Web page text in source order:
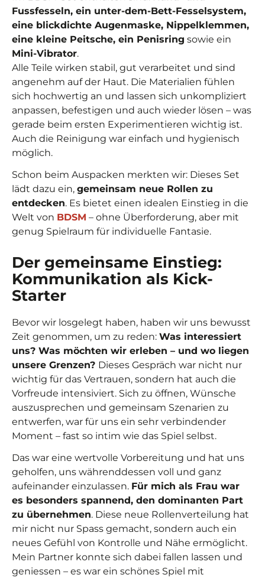
Fussfesseln, ein unter-dem-Bett-Fesselsystem,
eine blickdichte Augenmaske, Nippelklemmen,
eine kleine Peitsche, ein Penisring sowie ein
Mini-Vibrator.
Alle Teile wirken stabil, gut verarbeitet und sind
angenehm auf der Haut. Die Materialien fühlen
sich hochwertig an und lassen sich unkompliziert
anpassen, befestigen und auch wieder lösen – was
gerade beim ersten Experimentieren wichtig ist.
Auch die Reinigung war einfach und hygienisch
möglich.
Schon beim Auspacken merkten wir: Dieses Set
lädt dazu ein, gemeinsam neue Rollen zu
entdecken. Es bietet einen idealen Einstieg in die
Welt von BDSM – ohne Überforderung, aber mit
genug Spielraum für individuelle Fantasie.
Der gemeinsame Einstieg:
Kommunikation als Kick-
Starter
Bevor wir losgelegt haben, haben wir uns bewusst
Zeit genommen, um zu reden: Was interessiert
uns? Was möchten wir erleben – und wo liegen
unsere Grenzen? Dieses Gespräch war nicht nur
wichtig für das Vertrauen, sondern hat auch die
Vorfreude intensiviert. Sich zu öffnen, Wünsche
auszusprechen und gemeinsam Szenarien zu
entwerfen, war für uns ein sehr verbindender
Moment – fast so intim wie das Spiel selbst.
Das war eine wertvolle Vorbereitung und hat uns
geholfen, uns währenddessen voll und ganz
aufeinander einzulassen. Für mich als Frau war
es besonders spannend, den dominanten Part
zu übernehmen. Diese neue Rollenverteilung hat
mir nicht nur Spass gemacht, sondern auch ein
neues Gefühl von Kontrolle und Nähe ermöglicht.
Mein Partner konnte sich dabei fallen lassen und
geniessen – es war ein schönes Spiel mit